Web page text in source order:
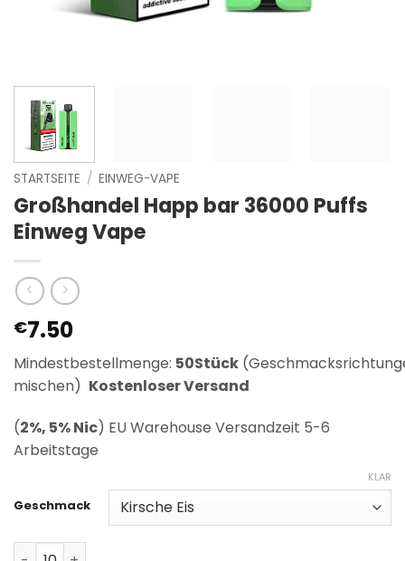
STARTSEITE / EINWEG-VAPE
Großhandel Happ bar 36000 Puffs
Einweg Vape
€7.50
Mindestbestellmenge: 50Stück
mischen) Kostenloser Versand
(2%, 5% Nic) EU Warehouse Versandzeit 5-6
Arbeitstage
Geschmack
KLAR
Wholesale Happ bar 36000 Puffs Disposable Vape